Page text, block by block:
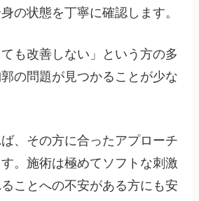
の状態を丁寧に確認します。
ても改善しない」という方の多
の問題が見つかることが少な
、その方に合ったアプローチ
。施術は極めてソフトな刺激
ことへの不安がある方にも安